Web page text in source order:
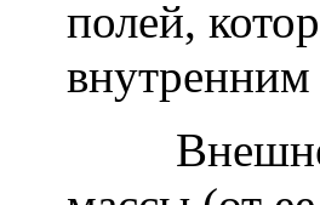
полей,
внутренним
Внешнее